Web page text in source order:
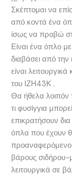
Σκέπτομαι να
από κοντά ένα
ίσως να προβώ
Είναι ένα όπλο
διαβάσει από την
είναι
του ΙΖΗ43Κ .
Θα ήθελα λοιπόν
τι φυσίγγια
επικρατήσουν
όπλα που έχουν
προαναφερόμενο
βάρους σιδήρου-
λειτουργικά σε